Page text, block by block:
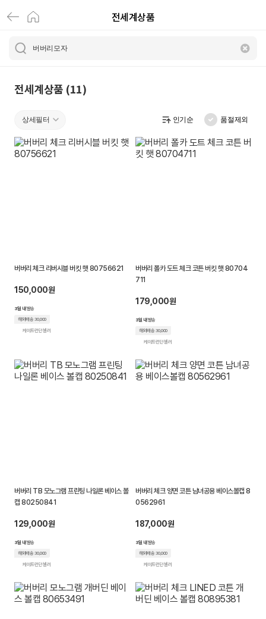
버
버
모
전
크
로
전세계상품
전세계상품 (11)
상세필터 인기순 품절제외
버버리 체크 리버시블 버킷 햇 80756621
150,000원
3일 내발송
해외배송 30,000
케이트런던 셀러
버버리 폴카 도트 체크 코튼 버킷 햇 80704
711
179,000원
3일 내발송
해외배송 30,000
케이트런던 셀러
버버리 TB 모노그램 프린팅 나일론 베이스 볼
캡 80250841
129,000원
3일 내발송
해외배송 30,000
케이트런던 셀러
버버리 체크 양면 코튼 남녀공용 베이스볼캡 8
0562961
187,000원
3일 내발송
해외배송 30,000
케이트런던 셀러